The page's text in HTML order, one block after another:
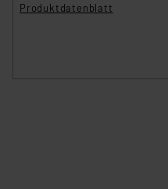
Produktdatenblatt